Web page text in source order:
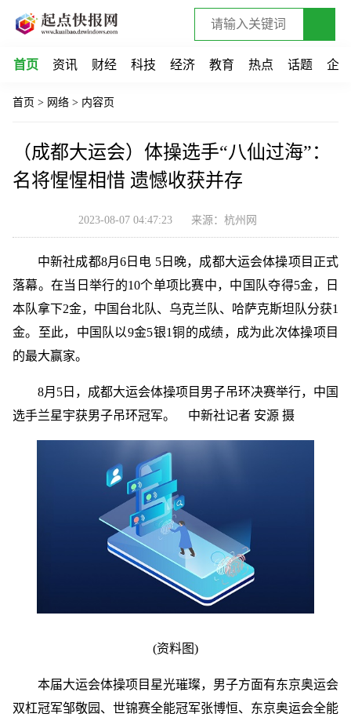
首页 资讯 财经 科技 经济 教育 热点 话题 企业
首页 > 网络 > 内容页
（成都大运会）体操选手“八仙过海”：
名将惺惺相惜 遗憾收获并存
2023-08-07 04:47:23 来源：杭州网
中新社成都8月6日电 5日晚，成都大运会体操项目正式
落幕。在当日举行的10个单项比赛中，中国队夺得5金，日
本队拿下2金，中国台北队、乌克兰队、哈萨克斯坦队分获1
金。至此，中国队以9金5银1铜的成绩，成为此次体操项目
的最大赢家。
8月5日，成都大运会体操项目男子吊环决赛举行，中国
选手兰星宇获男子吊环冠军。 中新社记者 安源 摄
(资料图)
本届大运会体操项目星光璀璨，男子方面有东京奥运会
双杠冠军邹敬园、世锦赛全能冠军张博恒、东京奥运会全能